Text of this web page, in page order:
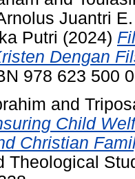
Juantri E.
Putri (2024)
Dengan
978 623 500
and
Child
Christian
Theological